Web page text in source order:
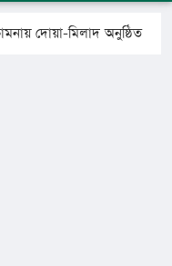
দোয়া-মিলাদ অনুষ্ঠিত